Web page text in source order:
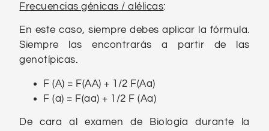
Frecuencias génicas / alélicas:
En este caso, siempre debes aplicar la fórmula.
Siempre las encontrarás a partir de las
genotípicas.
F (A) = F(AA) + 1/2 F(Aa)
F (a) = F(aa) + 1/2 F (Aa)
De cara al examen de Biología durante la